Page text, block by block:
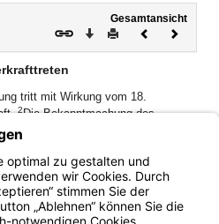
Gesamtansicht
Download
DruckenVorheriges
tritt mit Wirkung vom 18.
2Die Bekanntmachung des
für Unterricht und Kultus
Lehrkräfte vom 14. Februar 2001
Ablauf des 17. November 2021